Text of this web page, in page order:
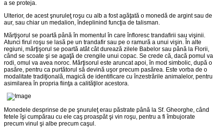
a se proteja.
Ulterior, de acest şnuruleţ roşu cu alb a fost agăţată o monedă de argint sau de
aur, sau chiar un medalion, îndeplinind funcţia de talisman.
Mărţişorul se poartă până în momentul în care înfloresc trandafirii sau vişinii.
Atunci firul roşu se lasă pe un trandafir sau pe o ramură a unui vişin. În alte
regiuni, mărţişorul se poartă atât cât durează zilele Babelor sau până la Florii,
când se scoate şi se agaţă de crengile unui copac. Se crede că, dacă pomul va
rodi, omul va avea noroc. Mărţisorul este aruncat apoi, în mod simbolic, după o
pasăre, pentru ca purtătorul să devină uşor precum pasărea. Este vorba de o
modalitate tradiţională, magică de identificare cu înzestrările animalelor, pentru
asimilarea în propria fiinţa a calităţilor acestora.
Monedele desprinse de pe şnuruleţ erau păstrate până la Sf. Gheorghe, când
fetele îşi cumpărau cu ele caş proaspăt şi vin roşu, pentru a fi îmbujorate
precum vinul şi albe precum caşul.